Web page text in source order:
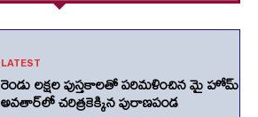
LATEST
రెండు లక్షల పుస్తకాలతో పరిమళించిన మై హోమ్
అవతార్‌లో చరిత్రకెక్కిన పురాణపండ